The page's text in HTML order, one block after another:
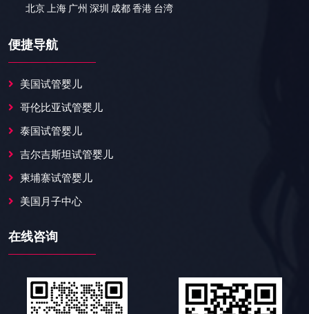
北京 上海 广州 深圳 成都 香港 台湾
便捷导航
美国试管婴儿
哥伦比亚试管婴儿
泰国试管婴儿
吉尔吉斯坦试管婴儿
柬埔寨试管婴儿
美国月子中心
在线咨询